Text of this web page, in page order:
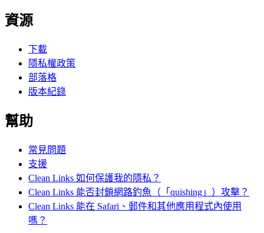
資源
下載
隱私權政策
部落格
版本紀錄
幫助
常見問題
支援
Clean Links 如何保護我的隱私？
Clean Links 能否封鎖網路釣魚（「quishing」）攻擊？
Clean Links 能在 Safari、郵件和其他應用程式內使用
嗎？